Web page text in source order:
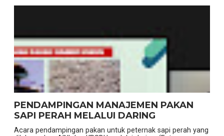
PENDAMPINGAN MANAJEMEN PAKAN
SAPI PERAH MELALUI DARING
Acara pendampingan pakan untuk peternak sapi perah yang